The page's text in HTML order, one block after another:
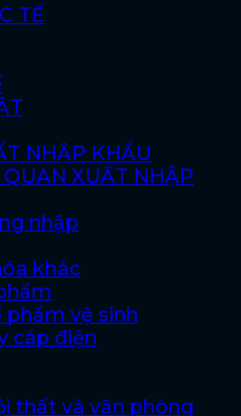
TẾ
NHẬP KHẨU
XUẤT NHẬP
nhập
khác
phẩm vệ sinh
cáp điện
thất và văn phòng